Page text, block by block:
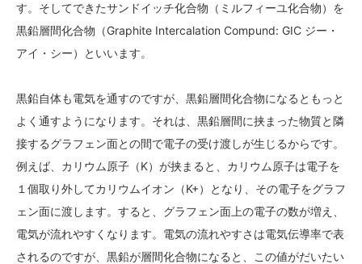
す。そしてできたサンドイッチ化合物（ミルフィーユ化合物）を
黒鉛層間化合物（Graphite Intercalation Compund: GIC ジー・
アイ・シー）といいます。
黒鉛自体も電気を通すのですが、黒鉛層間化合物になるともっと
よく通すようになります。それは、黒鉛層間に挟まった物質と隣
接するグラフェン面との間で電子の受け渡しが生じるからです。
例えば、カリウム原子（K）が挟まると、カリウム原子は電子を
１個取り外してカリウムイオン（K+）となり、その電子をグラフ
ェン面に渡します。すると、グラフェン面上の電子の数が増え、
電気が流れやすくなります。電気の流れやすさは電気伝導率で表
されるのですが、黒鉛が層間化合物になると、この値がだいたい